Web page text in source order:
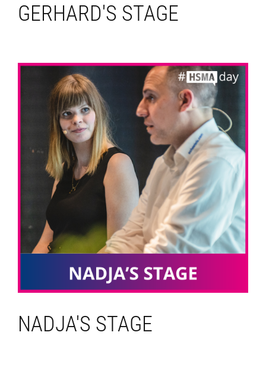
GERHARD'S STAGE
NADJA'S STAGE